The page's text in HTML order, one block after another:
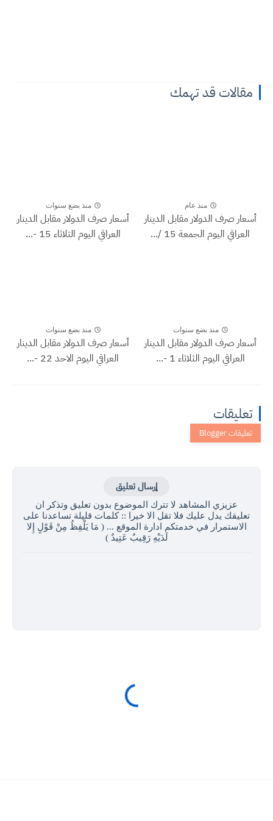
مقالات قد تهمك
منذ عام
أسعار صرف الدولار مقابل الدينار
العراقي اليوم الجمعة 15 /...
منذ بضع سنوات
أسعار صرف الدولار مقابل الدينار
العراقي اليوم الثلاثاء 15 -...
منذ بضع سنوات
أسعار صرف الدولار مقابل الدينار
العراقي اليوم الثلاثاء 1 -...
منذ بضع سنوات
أسعار صرف الدولار مقابل الدينار
العراقي اليوم الاحد 22 -...
تعليقات
إرسال تعليق
عزيزي المشاهد لا تترك الموضوع بدون تعليق وتذكر ان
تعليقك يدل عليك فلا تقل الا خيرا :: كلمات قليلة تساعدنا على
الاستمرار في خدمتكم ادارة الموقع ... ( مَا يَلْفِظُ مِنْ قَوْلٍ إِلا
لَدَيْهِ رَقِيبٌ عَتِيدٌ )